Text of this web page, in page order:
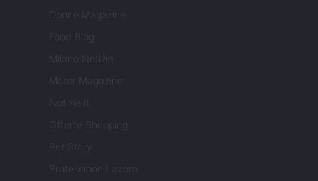
Donne Magazine
Food Blog
Milano Notizie
Motor Magazine
Notizie.it
Offerte Shopping
Pet Story
Professione Lavoro